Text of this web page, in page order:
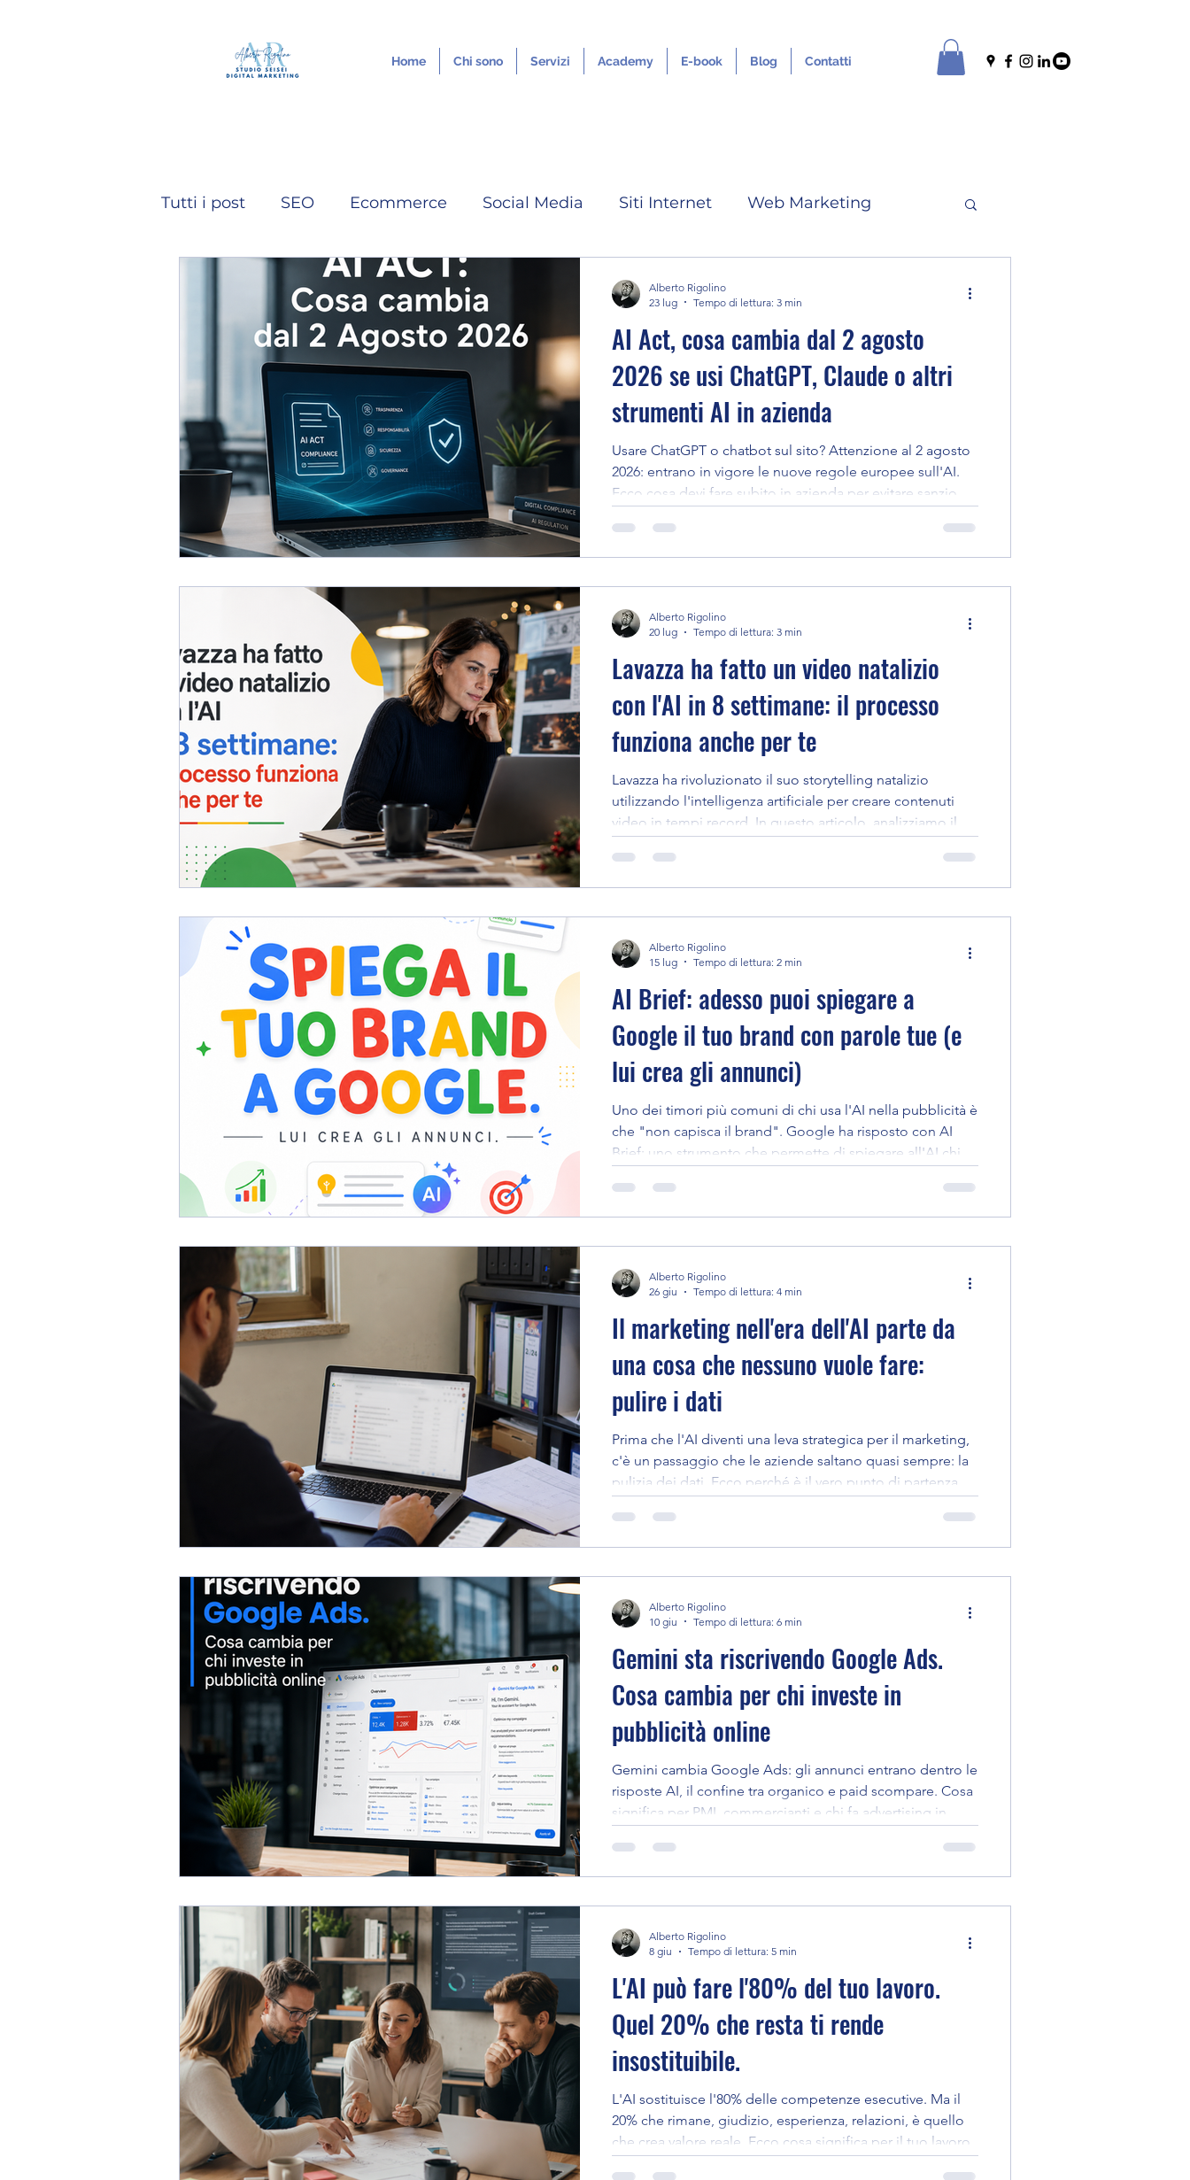
Home Chi sono Servizi Academy E-book Blog Contatti
Tutti i post SEO Ecommerce Social Media Siti Internet Web Marketing
Intelligenza Artificiale IA Google ADS
Instagram Servizi Outsourcing Youtube Linkedin
Formazione aziendale Instagram
AI Act, cosa cambia dal 2 agosto
2026 se usi ChatGPT, Claude o altri
strumenti AI in azienda
Usare ChatGPT o chatbot sul sito? Attenzione al 2 agosto
2026: entrano in vigore le nuove regole europee sull'AI.
Ecco cosa devi fare subito in azienda per evitare sanzioni
Alberto Rigolino
23 lug
Tempo di lettura: 3 min
Lavazza ha fatto un video natalizio
con l'AI in 8 settimane: il processo
funziona anche per te
Lavazza ha rivoluzionato il suo storytelling natalizio
utilizzando l'intelligenza artificiale per creare contenuti
video in tempi record. In questo articolo, analizziamo il
tempi di produzione e come puoi applicare lo stesso
metodo alla tua comunicazione per ottenere risultati
Alberto Rigolino
20 lug
Tempo di lettura: 3 min
AI Brief: adesso puoi spiegare a
Google il tuo brand con parole tue (e
lui crea gli annunci)
Uno dei timori più comuni di chi usa l'AI nella pubblicità è
che "non capisca il brand". Google ha risposto con AI
Brief: uno strumento che permette di spiegare all'AI chi
tue. Poi ci pensa lei
Alberto Rigolino
15 lug
Tempo di lettura: 2 min
Il marketing nell'era dell'AI parte da
una cosa che nessuno vuole fare:
pulire i dati
Prima che l'AI diventi una leva strategica per il marketing,
c'è un passaggio che le aziende saltano quasi sempre: la
pulizia dei dati. Ecco perché è il vero punto di partenza.
Alberto Rigolino
26 giu
Tempo di lettura: 4 min
Gemini sta riscrivendo Google Ads.
Cosa cambia per chi investe in
pubblicità online
Gemini cambia Google Ads: gli annunci entrano dentro le
risposte AI, il confine tra organico e paid scompare. Cosa
significa per PMI, commercianti e chi fa advertising in
Alberto Rigolino
10 giu
Tempo di lettura: 6 min
L'AI può fare l'80% del tuo lavoro.
Quel 20% che resta ti rende
insostituibile.
L'AI sostituisce l'80% delle competenze esecutive. Ma il
20% che rimane, giudizio, esperienza, relazioni, è quello
che crea valore reale. Ecco cosa significa per il tuo lavoro
Alberto Rigolino
8 giu
Tempo di lettura: 5 min